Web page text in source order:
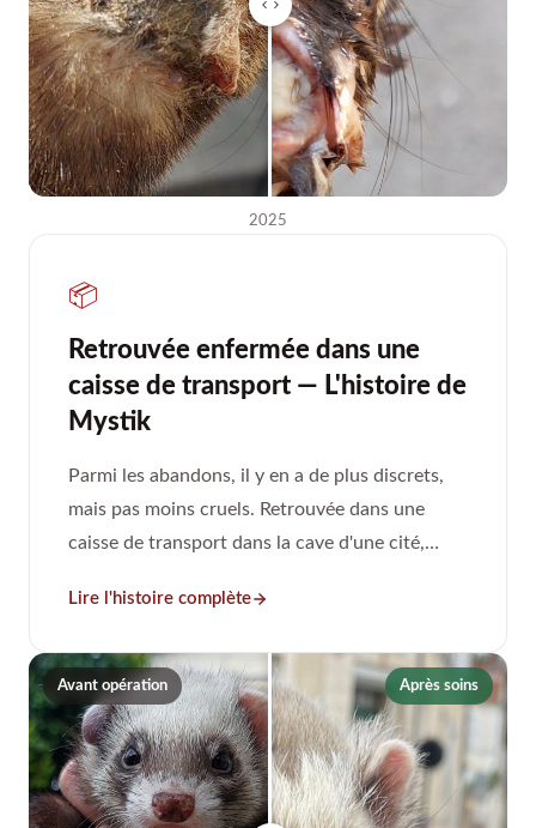
2025
📦
Retrouvée enfermée dans une
caisse de transport — L'histoire de
Mystik
Parmi les abandons, il y en a de plus discrets,
mais pas moins cruels. Retrouvée dans une
caisse de transport dans la cave d'une cité,
encore qu'un bébé.
Lire l'histoire complète
Avant opération Après soins